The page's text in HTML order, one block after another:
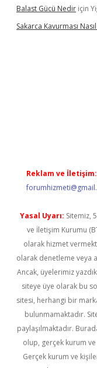
Balast Gücü Nedir için
Sakarca Kavurması Nasıl
Reklam ve İletişim:
Yasal Uyarı: Sitemiz,
ve İletişim Kurumu
olarak hizmet
olarak denetleme veya
Ancak, üyelerimiz
siteye üye olarak bu
sitesi, herhangi bir
bulunmamaktadır.
paylaşılmaktadır.
olup, gerçek kurum ve
Gerçek kurum ve